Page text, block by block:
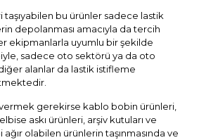
taşıyabilen bu ürünler sadece lastik
depolanması amacıyla da tercih
ekipmanlarla uyumlu bir şekilde
sadece oto sektörü ya da oto
alanlar da lastik istifleme
gerekirse kablo bobin ürünleri,
askı ürünleri, arşiv kutuları ve
olabilen ürünlerin taşınmasında ve